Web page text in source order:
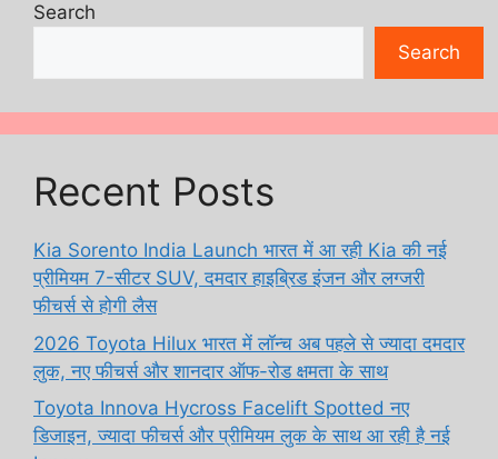
Search
Search
Recent Posts
Kia Sorento India Launch भारत में आ रही Kia की नई
प्रीमियम 7-सीटर SUV, दमदार हाइब्रिड इंजन और लग्जरी
फीचर्स से होगी लैस
2026 Toyota Hilux भारत में लॉन्च अब पहले से ज्यादा दमदार
लुक, नए फीचर्स और शानदार ऑफ-रोड क्षमता के साथ
Toyota Innova Hycross Facelift Spotted नए
डिजाइन, ज्यादा फीचर्स और प्रीमियम लुक के साथ आ रही है नई